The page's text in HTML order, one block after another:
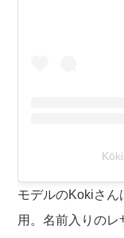
モデルのKokiさん
用。名前入りの